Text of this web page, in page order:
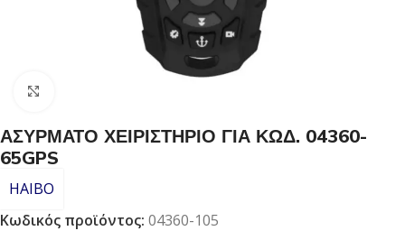
ΑΣΥΡΜΑΤΟ ΧΕΙΡΙΣΤΗΡΙΟ ΓΙΑ ΚΩΔ. 04360-
65GPS
HAIBO
Κωδικός προϊόντος: 04360-105